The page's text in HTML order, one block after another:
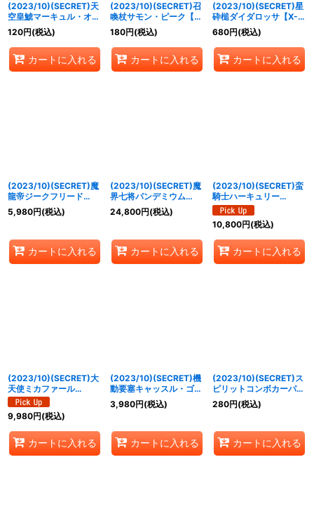
(2023/10)(SECRET)天
空皇鯱マーキュル・オル
カ【X-SEC】{BS65-
X05}《白》
120円(税込)
カートに入れる
(2023/10)(SECRET)召
喚杖サモン・ピーク【X-
SEC】{BS65-X08}
《多》
180円(税込)
カートに入れる
(2023/10)(SECRET)星
砕槌ダイダロッサ【X-
SEC】{BS65-X09}
《多》
680円(税込)
カートに入れる
(2023/10)(SECRET)魔
龍帝ジークフリード
XV【XV-SEC】{BS65-
XV01}《赤》
5,980円(税込)
カートに入れる
(2023/10)(SECRET)魔
界七将パンデミウム
XV【XV-SEC】{BS65-
XV02}《紫》
24,800円(税込)
カートに入れる
(2023/10)(SECRET)蛮
騎士ハーキュリー
XV【XV-SEC】{BS65-
XV03}《緑》
10,800円(税込)
カートに入れる
(2023/10)(SECRET)大
天使ミカファール
XV【XV-SEC】{BS65-
XV04}《黄》
9,980円(税込)
カートに入れる
(2023/10)(SECRET)機
動要塞キャッスル・ゴレ
ムXV【XV-SEC】
{BS65-XV05}《青》
3,980円(税込)
カートに入れる
(2023/10)(SECRET)ス
ピリットコンボカーパル
ム【M-SEC】{BS65-
034}《黄》
280円(税込)
カートに入れる